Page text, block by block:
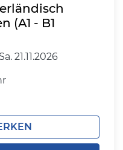
(A1 - B1
Sa. 21.11.2026